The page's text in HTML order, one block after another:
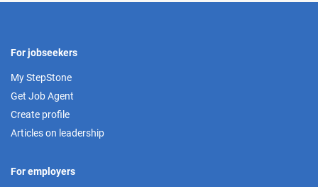
For jobseekers
My StepStone
Get Job Agent
Create profile
Articles on leadership
For employers